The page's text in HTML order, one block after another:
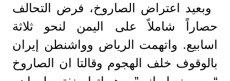
وبعيد اعتراض الصاروخ، فرض التحالف
حصاراً شاملاً على اليمن لنحو ثلاثة
اسابيع. واتهمت الرياض وواشنطن إيران
بالوقوف خلف الهجوم وقالتا ان الصاروخ